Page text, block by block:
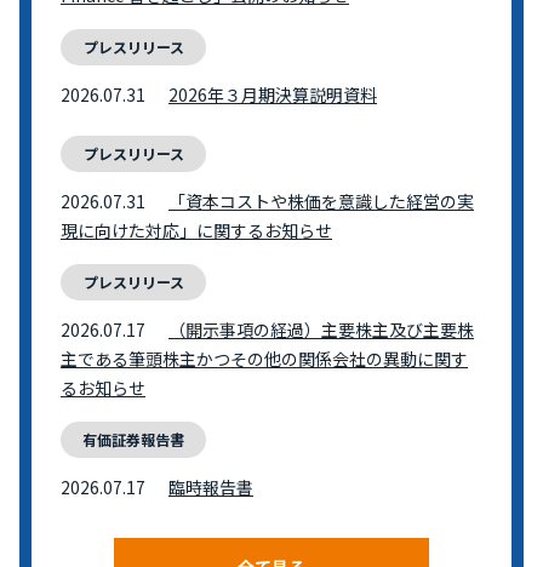
プレスリリース
2026.07.31 2026年３月期決算説明資料
プレスリリース
2026.07.31
「資本コストや株価を意識した経営の実
現に向けた対応」に関するお知らせ
プレスリリース
2026.07.17
（開示事項の経過）主要株主及び主要株
主である筆頭株主かつその他の関係会社の異動に関す
るお知らせ
有価証券報告書
2026.07.17 臨時報告書